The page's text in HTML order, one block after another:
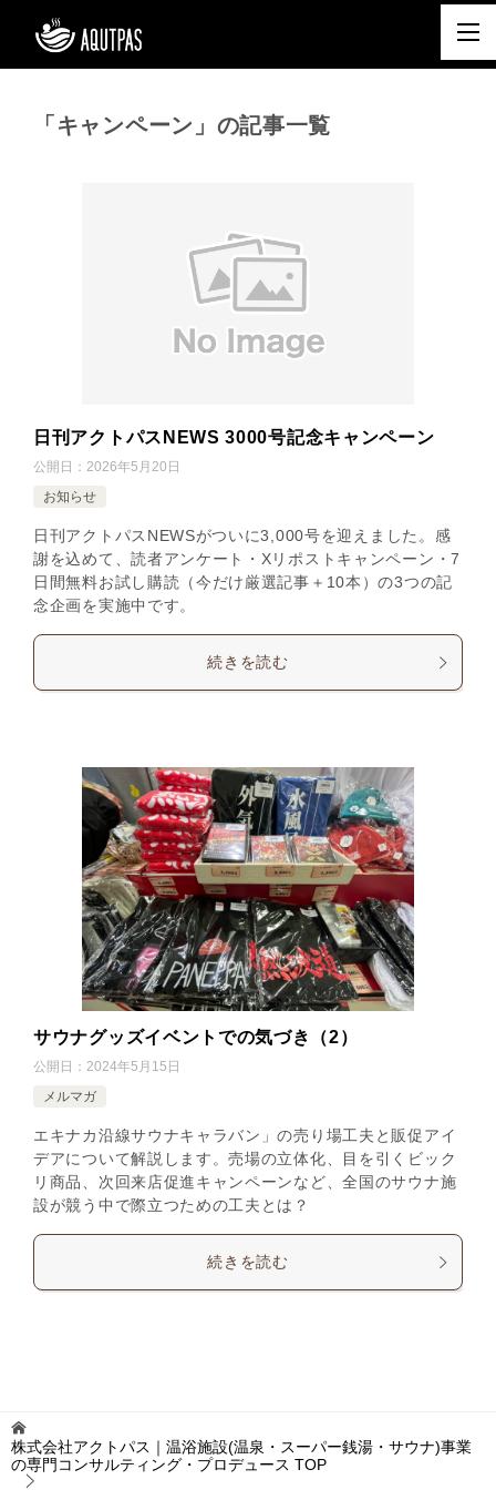
「キャンペーン」の記事一覧
日刊アクトパスNEWS 3000号記念キャンペーン
公開日： 2026年5月20日
お知らせ
日刊アクトパスNEWSがついに3,000号を迎えました。感
謝を込めて、読者アンケート・Xリポストキャンペーン・7
日間無料お試し購読（今だけ厳選記事＋10本）の3つの記
念企画を実施中です。
続きを読む
サウナグッズイベントでの気づき（2）
公開日： 2024年5月15日
メルマガ
エキナカ沿線サウナキャラバン」の売り場工夫と販促アイ
デアについて解説します。売場の立体化、目を引くビック
リ商品、次回来店促進キャンペーンなど、全国のサウナ施
設が競う中で際立つための工夫とは？
続きを読む
株式会社アクトパス｜温浴施設(温泉・スーパー銭湯・サウナ)事業
の専門コンサルティング・プロデュース TOP